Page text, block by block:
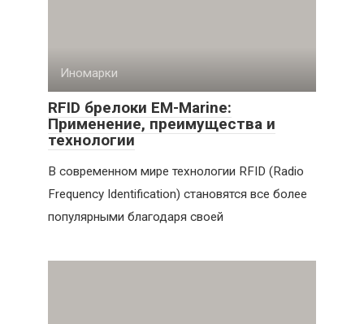
Иномарки
RFID брелоки EM-Marine:
Применение, преимущества и
технологии
В современном мире технологии RFID (Radio
Frequency Identification) становятся все более
популярными благодаря своей